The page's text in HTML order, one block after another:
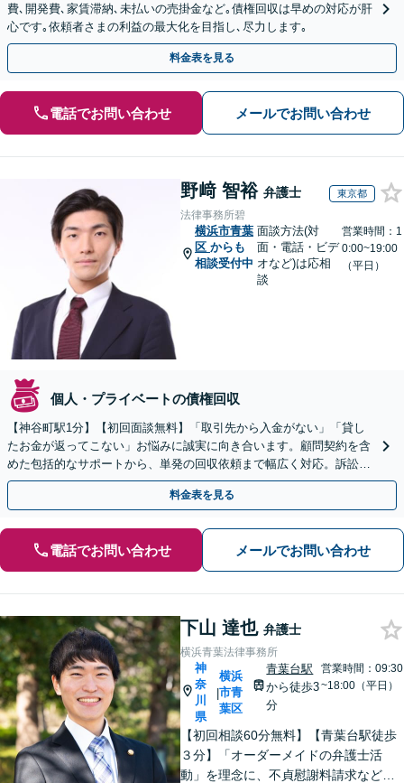
費､開発費､家賃滞納､未払いの売掛金など｡債権回収は早めの対応が肝
心です｡依頼者さまの利益の最大化を目指し､尽力します｡
料金表を見る
電話でお問い合わせ メールでお問い合わせ
野﨑 智裕 弁護士 東京都
法律事務所碧
横浜市青葉
区 からも
相談受付中
面談方法(対
面・電話・ビデ
オなど)は応相
談
営業時間：1
0:00~19:00
（平日）
個人・プライベートの債権回収
【神谷町駅1分】【初回面談無料】「取引先から入金がない」「貸し
たお金が返ってこない」お悩みに誠実に向き合います。顧問契約を含
めた包括的なサポートから、単発の回収依頼まで幅広く対応。訴訟や
交渉で、権利を守るために尽力【夜間相談可】
料金表を見る
電話でお問い合わせ メールでお問い合わせ
下山 達也 弁護士
横浜青葉法律事務所
神
奈
川
県
|
横浜
市青
葉区
青葉台駅
から徒歩3
分
営業時間：09:30
~18:00（平日）
【初回相談60分無料】【青葉台駅徒歩
３分】「オーダーメイドの弁護士活
動」を理念に、不貞慰謝料請求などの